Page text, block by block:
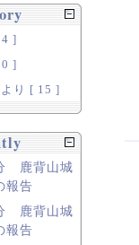
]
]
り [ 15 ]
鹿背山城
報告
鹿背山城
報告